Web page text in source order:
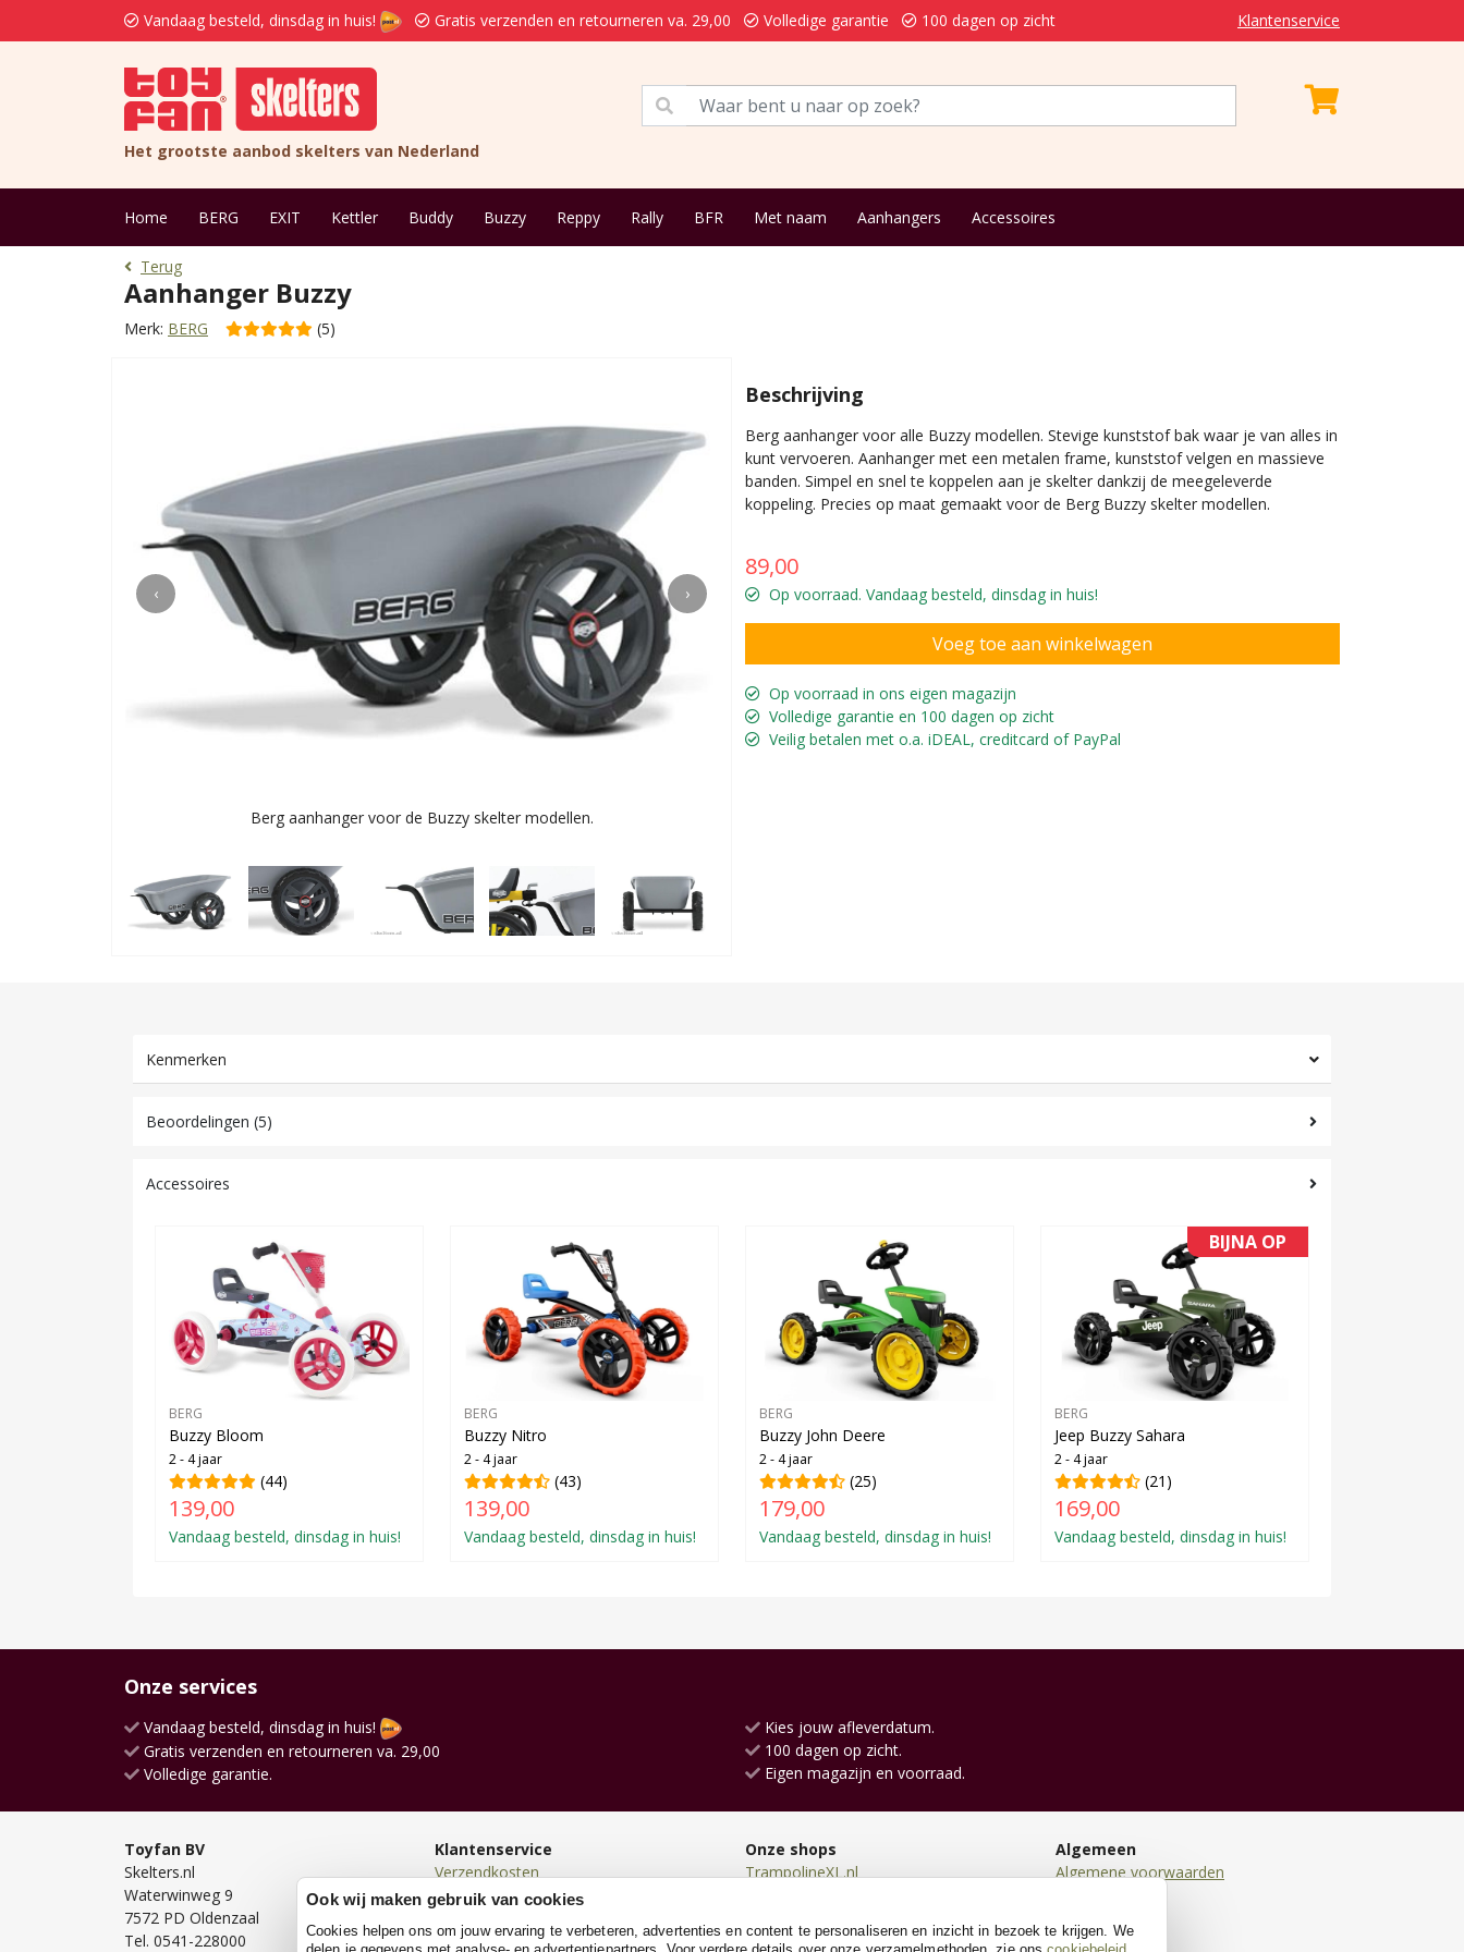
Vandaag besteld, dinsdag in huis! Gratis verzenden en retourneren va. 29,00 Volledige garantie 100 dagen op zicht Klantenservice
Het grootste aanbod skelters van Nederland
Home BERG EXIT Kettler Buddy Buzzy Reppy Rally BFR Met naam Aanhangers Accessoires
Terug
Aanhanger Buzzy
Merk: BERG (5)
‹ ›
Berg aanhanger voor de Buzzy skelter modellen.
Beschrijving
Berg aanhanger voor alle Buzzy modellen. Stevige kunststof bak waar je van alles in
kunt vervoeren. Aanhanger met een metalen frame, kunststof velgen en massieve
banden. Simpel en snel te koppelen aan je skelter dankzij de meegeleverde
koppeling. Precies op maat gemaakt voor de Berg Buzzy skelter modellen.
89,00
Op voorraad. Vandaag besteld, dinsdag in huis!
Op voorraad in ons eigen magazijn
Volledige garantie en 100 dagen op zicht
Veilig betalen met o.a. iDEAL, creditcard of PayPal
Kenmerken
Beoordelingen (5)
Accessoires
BERG
Buzzy Bloom
2 - 4 jaar
(44)
139,00
Vandaag besteld, dinsdag in huis!
BERG
Buzzy Nitro
2 - 4 jaar
(43)
139,00
Vandaag besteld, dinsdag in huis!
BERG
Buzzy John Deere
2 - 4 jaar
(25)
179,00
Vandaag besteld, dinsdag in huis!
BIJNA OP
BERG
Jeep Buzzy Sahara
2 - 4 jaar
(21)
169,00
Vandaag besteld, dinsdag in huis!
Onze services
Vandaag besteld, dinsdag in huis!
Gratis verzenden en retourneren va. 29,00
Volledige garantie.
Kies jouw afleverdatum.
100 dagen op zicht.
Eigen magazijn en voorraad.
Toyfan BV
Skelters.nl
Waterwinweg 9
7572 PD Oldenzaal
Tel. 0541-228000
Klantenservice
Verzendkosten
Bezorgen
Betalen
Onze shops
TrampolineXL.nl
Konijnenhokken.nl
Algemeen
Algemene voorwaarden
Cookies
Ook wij maken gebruik van cookies
Cookies helpen ons om jouw ervaring te verbeteren, advertenties en content te personaliseren en inzicht in bezoek te krijgen. We